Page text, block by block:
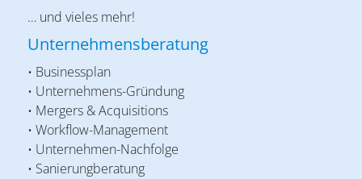
… und vieles mehr!
Unternehmensberatung
• Businessplan
• Unternehmens-Gründung
• Mergers & Acquisitions
• Workflow-Management
• Unternehmen-Nachfolge
• Sanierungberatung